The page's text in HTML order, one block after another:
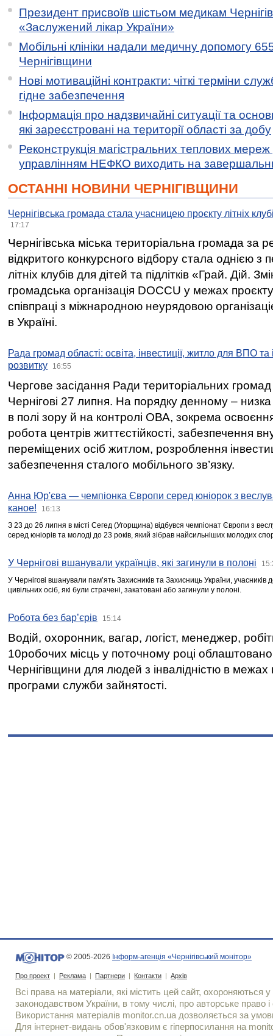
Президент присвоїв шістьом медикам
«Заслужений лікар України»
Мобільні клініки надали медичну допомогу
Чернігівщини
Нові мотиваційні контракти: чіткі терміни
гідне забезпечення
Інформація про надзвичайні ситуації та
які зареєстровані на території області за добу
Реконструкція магістральних теплових мереж
управлінням НЕФКО виходить на
ОСТАННІ НОВИНИ ЧЕРНІГІВЩИНИ
Чернігівська громада стала учасницею проєкту літніх
17:17
Чернігівська міська територіальна громада за
відкритого конкурсного відбору стала однією
літніх клубів для дітей та підлітків «Грай. Дій.
громадська організація DOCCU у межах
співпраці з міжнародною неурядовою
в Україні.
Рада громад області: освіта, інвестиції, житло для ВПО
розвитку
16:55
Чергове засідання Ради територіальних громад
Чернігові 27 липня. На порядку денному –
в полі зору й на контролі ОВА, зокрема освоєння
робота центрів життєстійкості, забезпечення
переміщених осіб житлом, розроблення
забезпечення сталого мобільного зв’язку.
Анна Юр'єва — чемпіонка Європи серед юніорок з
каное!
16:13
З 23 до 26 липня в місті Сегед (Угорщина) відбувся чемпіонат Європи з
серед юніорів та молоді до 23 років, який зібрав найсильніших молодих
У Чернігові вшанували українців, які загинули в полоні
У Чернігові вшанували пам’ять Захисників та Захисниць України,
цивільних осіб, які були страчені, закатовані або загинули у полоні.
Робота без бар’єрів 15:14
Водій, охоронник, вагар, логіст, менеджер,
10робочих місць у поточному році
Чернігівщини для людей з інвалідністю в межах
програми служби зайнятості.
© 2005-2026 Інформ-агенція «Чернігівський монітор»
Про проект | Реклама | Партнери | Контакти | Архів
Всі права на матеріали, які містить цей сайт, охороняються у
законодавством України, в тому числі, про авторське право і
Використання матерiалiв monitor.cn.ua дозволяється за
Для iнтернет-видань обов'язковим є гiперпосилання на